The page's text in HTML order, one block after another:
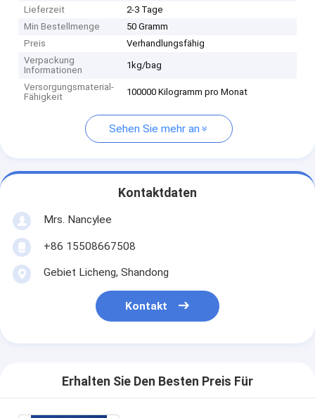
Lieferzeit
2-3 Tage
Min Bestellmenge
50 Gramm
Preis
Verhandlungsfähig
Verpackung
Informationen
1kg/bag
Versorgungsmaterial-
Fähigkeit
100000 Kilogramm pro Monat
Sehen Sie mehr an
Kontaktdaten
Mrs. Nancylee
+86 15508667508
Gebiet Licheng, Shandong
Kontakt
Erhalten Sie Den Besten Preis Für